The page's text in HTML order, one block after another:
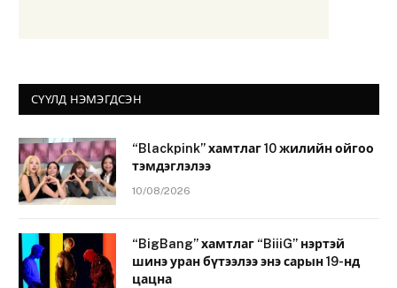
СҮҮЛД НЭМЭГДСЭН
“Blackpink” хамтлаг 10 жилийн ойгоо
тэмдэглэлээ
10/08/2026
“BigBang” хамтлаг “BiiiG” нэртэй
шинэ уран бүтээлээ энэ сарын 19-нд
цацна